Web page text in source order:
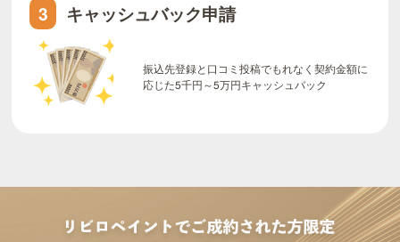
3 キャッシュバック申請
振込先登録と口コミ投稿でもれなく契約金額に
応じた5千円～5万円キャッシュバック